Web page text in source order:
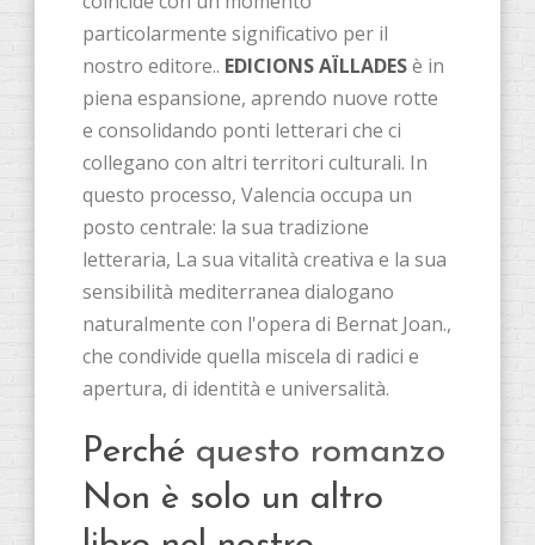
particolarmente significativo per il
nostro editore.. EDICIONS AÏLLADESè in
piena espansione, aprendo nuove rotte
e consolidando ponti letterari che ci
collegano con altri territori culturali. In
questo processo, Valencia occupa un
posto centrale: la sua tradizione
letteraria, La sua vitalità creativa e la sua
sensibilità mediterranea dialogano
naturalmente con l'opera di Bernat Joan.,
che condivide quella miscela di radici e
apertura, di identità e universalità.
Perché questo romanzo
Non è solo un altro